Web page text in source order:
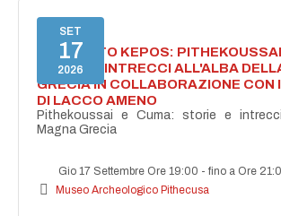
SET
17
2026
PROGETTO KEPOS:
STORIE E INTRECCI ALL'ALBA
GRECIA IN COLLABORAZIONE CON
DI LACCO AMENO
Pithekoussai e Cuma: storie e
Magna Grecia
Gio 17 Settembre Ore 19:00 -fino a Ore
Museo Archeologico Pithecusa